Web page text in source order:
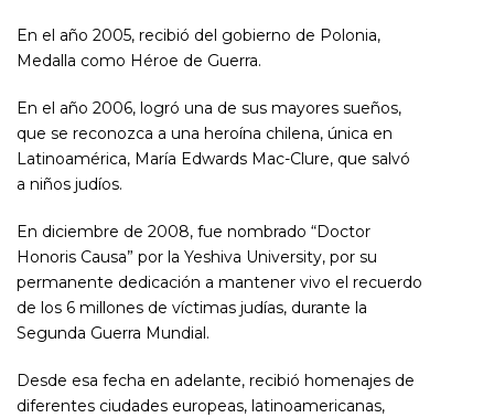
En el año 2005, recibió del gobierno de Polonia,
Medalla como Héroe de Guerra.
En el año 2006, logró una de sus mayores sueños,
que se reconozca a una heroína chilena, única en
Latinoamérica, María Edwards Mac-Clure, que salvó
a niños judíos.
En diciembre de 2008, fue nombrado “Doctor
Honoris Causa” por la Yeshiva University, por su
permanente dedicación a mantener vivo el recuerdo
de los 6 millones de víctimas judías, durante la
Segunda Guerra Mundial.
Desde esa fecha en adelante, recibió homenajes de
diferentes ciudades europeas, latinoamericanas,